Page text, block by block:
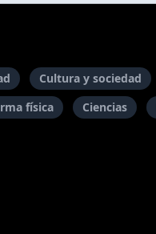
Cultura y sociedad
física Ciencias